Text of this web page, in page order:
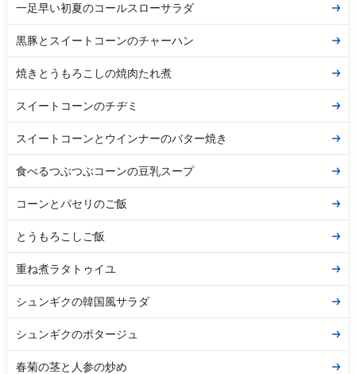
一足早い初夏のコールスローサラダ
黒豚とスイートコーンのチャーハン
焼きとうもろこしの焼肉たれ煮
スイートコーンのチヂミ
スイートコーンとウインナーのバター焼き
食べるつぶつぶコーンの豆乳スープ
コーンとパセリのご飯
とうもろこしご飯
重ね煮ラタトゥイユ
シュンギクの韓国風サラダ
シュンギクのポタージュ
春菊の茎と人参の炒め